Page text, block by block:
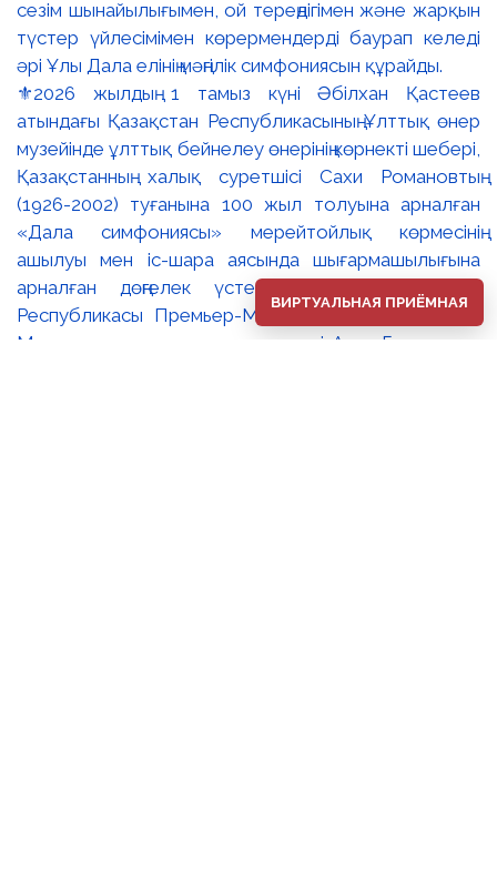
⚜️2026 жылдың 1 тамыз күні Әбілхан Қастеев
атындағы Қазақстан Республикасының Ұлттық өнер
музейінде ұлттық бейнелеу өнерінің көрнекті шебері,
Қазақстанның халық суретшісі Сахи Романовтың
(1926-2002) туғанына 100 жыл толуына арналған
«Дала симфониясы» мерейтойлық көрмесінің
ашылуы мен іс-шара аясында шығармашылығына
арналған дөңгелек үстел өтті. 🔹Қазақстан
Республикасы Премьер-Министрінің орынбасары –
Мәдениет және ақпарат министрі Аида Ғалымқызы
ВИРТУАЛЬНАЯ ПРИЁМНАЯ